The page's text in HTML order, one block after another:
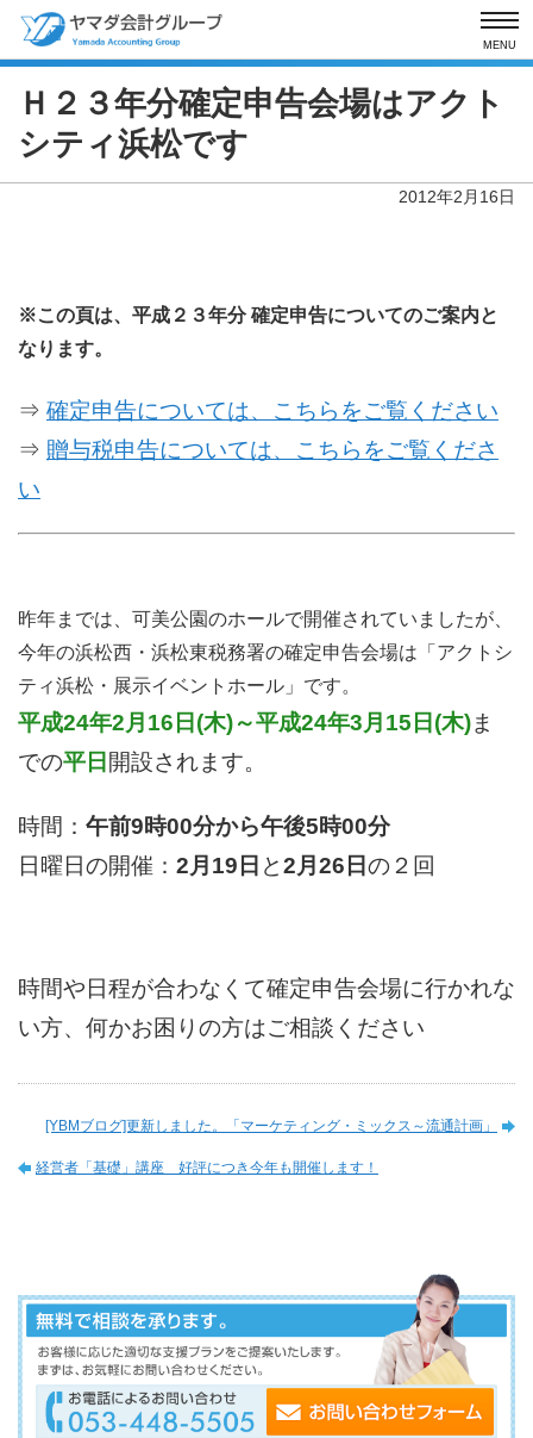
MENU
Ｈ２３年分確定申告会場はアクト
シティ浜松です
2012年2月16日
※この頁は、平成２３年分 確定申告についてのご案内と
なります。
⇒ 確定申告については、こちらをご覧ください
⇒ 贈与税申告については、こちらをご覧くださ
い
昨年までは、可美公園のホールで開催されていましたが、
今年の浜松西・浜松東税務署の確定申告会場は「アクトシ
ティ浜松・展示イベントホール」です。
平成24年2月16日(木)～平成24年3月15日(木)ま
での平日 開設されます。
時間： 午前9時00分から午後5時00分
日曜日の開催： 2月19日 と2月26日の２回
時間や日程が合わなくて確定申告会場に行かれな
い方、何かお困りの方はご相談ください
[YBMブログ]更新しました。「マーケティング・ミックス～流通計画」
経営者「基礎」講座 好評につき今年も開催します！